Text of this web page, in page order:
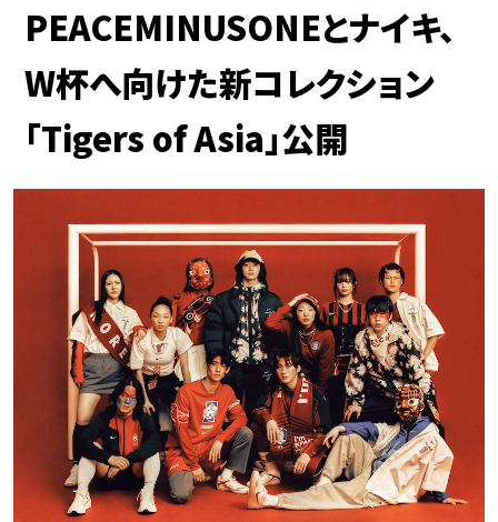
PEACEMINUSONEとナイキ、
W杯へ向けた新コレクション
「Tigers of Asia」公開